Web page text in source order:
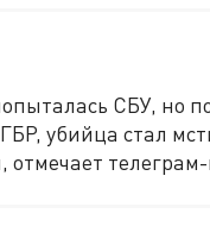
СБУ, но
убийца стал